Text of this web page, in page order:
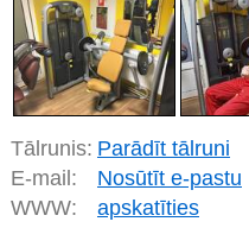
Tālrunis: Parādīt tālruni
E-mail:
Nosūtīt e-pastu
WWW:
apskatīties